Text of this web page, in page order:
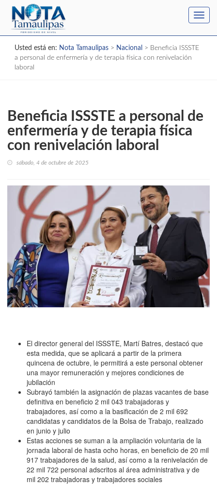
Usted está en: Nota Tamaulipas > Nacional > Beneficia ISSSTE
a personal de enfermería y de terapia física con renivelación
laboral
Beneficia ISSSTE a personal de
enfermería y de terapia física
con renivelación laboral
sábado, 4 de octubre de 2025
El director general del ISSSTE, Martí Batres, destacó que
esta medida, que se aplicará a partir de la primera
quincena de octubre, le permitirá a este personal obtener
una mayor remuneración y mejores condiciones de
jubilación
Subrayó también la asignación de plazas vacantes de base
definitiva en beneficio 2 mil 043 trabajadoras y
trabajadores, así como a la basificación de 2 mil 692
candidatas y candidatos de la Bolsa de Trabajo, realizado
en junio y julio
Estas acciones se suman a la ampliación voluntaria de la
jornada laboral de hasta ocho horas, en beneficio de 20 mil
917 trabajadores de la salud, así como a la renivelación de
22 mil 722 personal adscritos al área administrativa y de
mil 202 trabajadoras y trabajadores sociales